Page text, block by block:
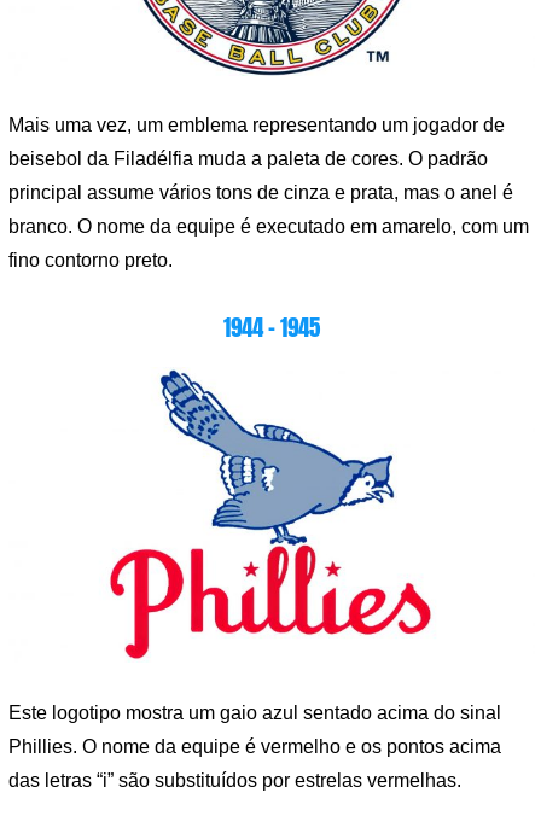
Mais uma vez, um emblema representando um jogador de
beisebol da Filadélfia muda a paleta de cores. O padrão
principal assume vários tons de cinza e prata, mas o anel é
branco. O nome da equipe é executado em amarelo, com um
fino contorno preto.
1944 – 1945
Este logotipo mostra um gaio azul sentado acima do sinal
Phillies. O nome da equipe é vermelho e os pontos acima
das letras “i” são substituídos por estrelas vermelhas.